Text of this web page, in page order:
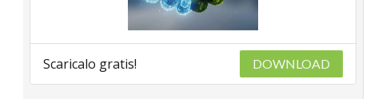
Scaricalo gratis! DOWNLOAD